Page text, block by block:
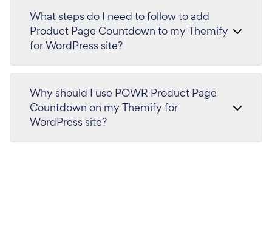
What steps do I need to follow to add
Product Page Countdown to my Themify
for WordPress site?
Why should I use POWR Product Page
Countdown on my Themify for
WordPress site?